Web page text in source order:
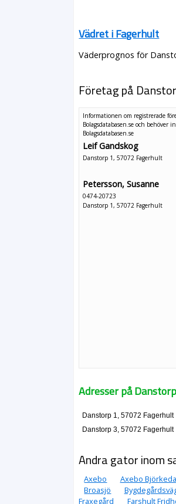
Vädret i Fagerhult
Väderprognos för
Företag på
Informationen om registrerade
Bolagsdatabasen.se och behöver
Bolagsdatabasen.se
Leif Gandskog
Danstorp 1, 57072 Fagerhult
Petersson, Susanne
0474-20723
Danstorp 1, 57072 Fagerhult
Adresser på
Danstorp 1, 57072 Fagerhult
Danstorp 3, 57072 Fagerhult
Andra gator inom
Axebo Axebo
Broasjö
Fraxegård
Farshult